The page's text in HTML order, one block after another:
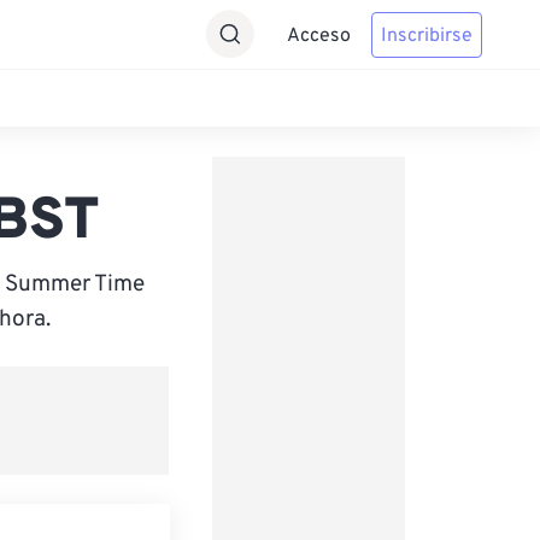
Acceso Inscribirse
Time